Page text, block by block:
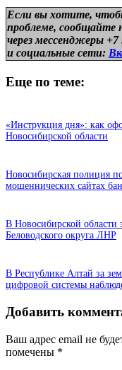
Если вы хотите,
проблеме, сообщайте
через мессенджеры
и социальные сети:
Еще по теме:
«Инструкция дня»: как
Новосибирской области
Новосибирская полиция
мошеннических сайтах
В Новосибирской области
Беловодского округа ЛНР
В Республике Алтай за
цифровой системы
Добавить
Ваш адрес email не
помечены *